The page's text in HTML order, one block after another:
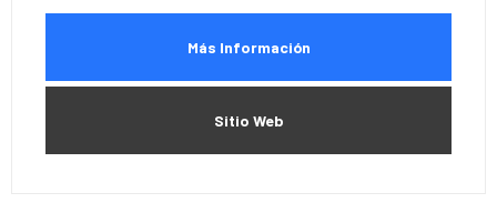
Más Información
Sitio Web